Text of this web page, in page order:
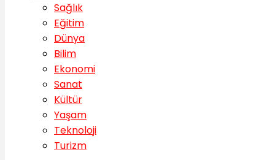
Sağlık
Eğitim
Dünya
Bilim
Ekonomi
Sanat
Kültür
Yaşam
Teknoloji
Turizm